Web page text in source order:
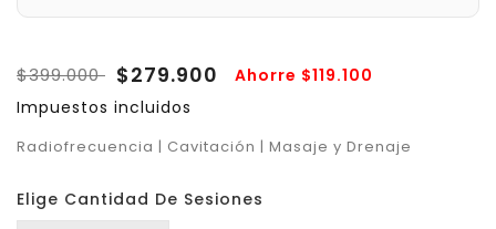
$399.000 $279.900
Ahorre $119.100
Impuestos incluidos
Radiofrecuencia | Cavitación | Masaje y Drenaje
Elige Cantidad De Sesiones